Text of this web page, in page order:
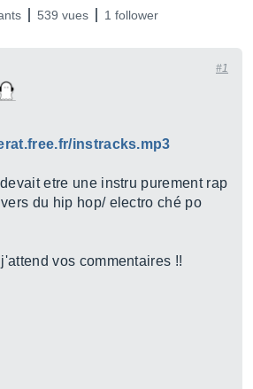
539 vues 1 follower
#1
instracks.mp3
etre une instru purement rap
du hip hop/ electro ché po
vos commentaires !!